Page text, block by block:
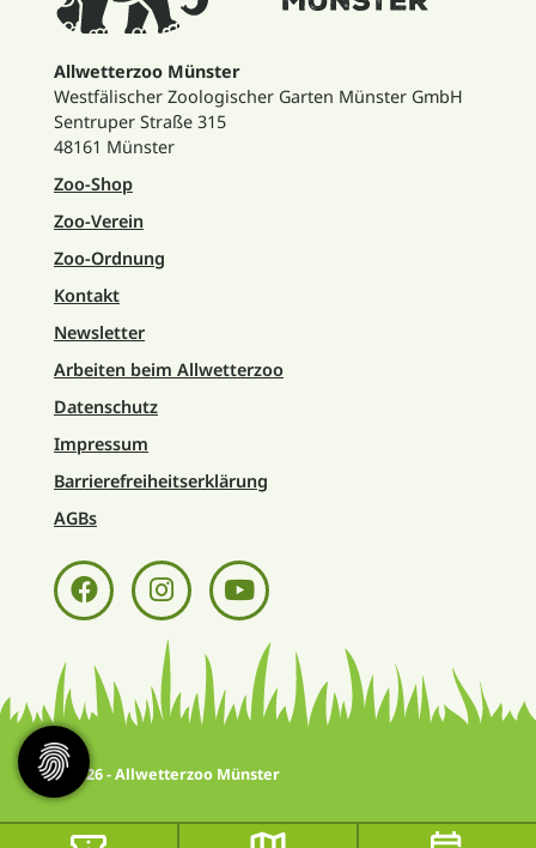
Allwetterzoo Münster
Westfälischer Zoologischer Garten Münster GmbH
Sentruper Straße 315
48161 Münster
Zoo-Shop
Zoo-Verein
Zoo-Ordnung
Kontakt
Newsletter
Arbeiten beim Allwetterzoo
Datenschutz
Impressum
Barrierefreiheitserklärung
AGBs
© 2026 - Allwetterzoo Münster